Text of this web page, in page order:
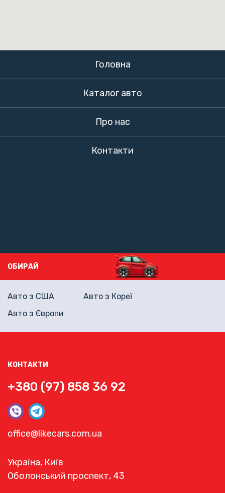
Головна
Каталог авто
Про нас
Контакти
КОНТАКТИ
+380 (97) 858 36 92
office@likecars.com.ua
Україна, Київ
Оболонський проспект, 43
ОБИРАЙ
Авто з США
Авто з Кореї
Авто з Європи